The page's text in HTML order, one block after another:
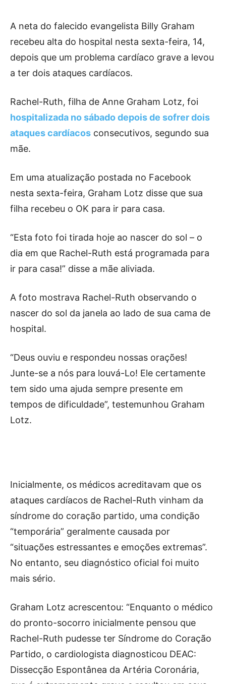
A neta do falecido evangelista Billy Graham
recebeu alta do hospital nesta sexta-feira, 14,
depois que um problema cardíaco grave a levou
a ter dois ataques cardíacos.
Rachel-Ruth, filha de Anne Graham Lotz, foi
hospitalizada no sábado depois de sofrer dois
ataques cardíacos consecutivos, segundo sua
mãe.
Em uma atualização postada no Facebook
nesta sexta-feira, Graham Lotz disse que sua
filha recebeu o OK para ir para casa.
“Esta foto foi tirada hoje ao nascer do sol – o
dia em que Rachel-Ruth está programada para
ir para casa!” disse a mãe aliviada.
A foto mostrava Rachel-Ruth observando o
nascer do sol da janela ao lado de sua cama de
hospital.
“Deus ouviu e respondeu nossas orações!
Junte-se a nós para louvá-Lo! Ele certamente
tem sido uma ajuda sempre presente em
tempos de dificuldade”, testemunhou Graham
Lotz.
Inicialmente, os médicos acreditavam que os
ataques cardíacos de Rachel-Ruth vinham da
síndrome do coração partido, uma condição
“temporária” geralmente causada por
“situações estressantes e emoções extremas”.
No entanto, seu diagnóstico oficial foi muito
mais sério.
Graham Lotz acrescentou: “Enquanto o médico
do pronto-socorro inicialmente pensou que
Rachel-Ruth pudesse ter Síndrome do Coração
Partido, o cardiologista diagnosticou DEAC:
Dissecção Espontânea da Artéria Coronária,